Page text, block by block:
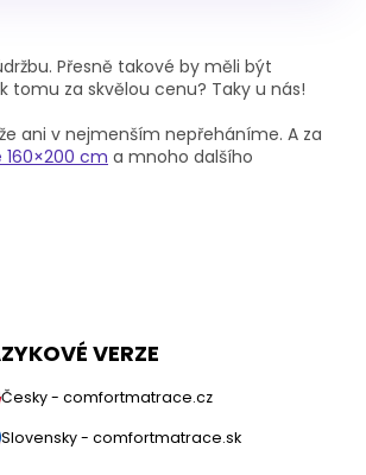
Přesně takové by měli být
tomu za skvělou cenu? Taky u nás!
ani v nejmenším nepřeháníme. A za
cm a mnoho dalšího
VERZE
Česky - comfortmatrace.cz
Slovensky - comfortmatrace.sk